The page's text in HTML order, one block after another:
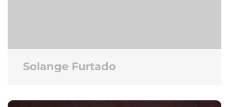
Solange Furtado